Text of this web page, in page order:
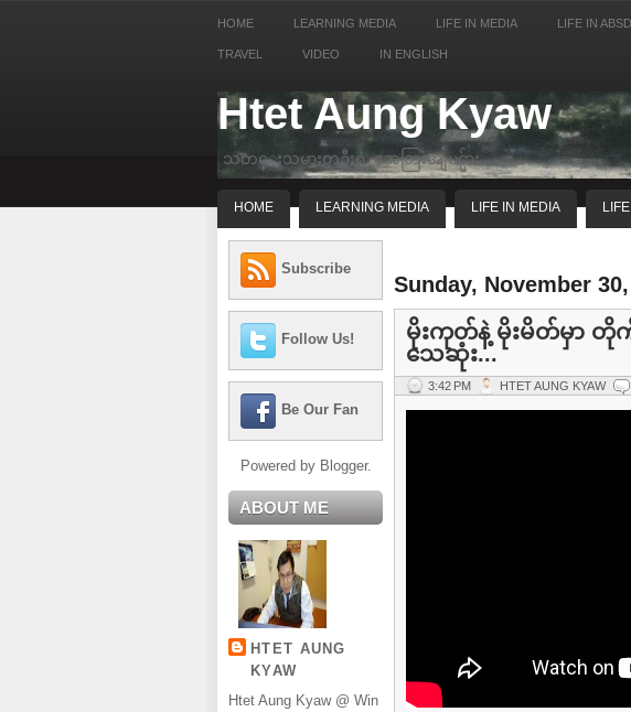
HOME LEARNING MEDIA LIFE IN MEDIA LIFE IN
TRAVEL VIDEO IN ENGLISH
Htet Aung Kyaw
သတင္းသမားတဦးရဲ့ အေတြးအျမင္မ်ား
HOME LEARNING MEDIA LIFE IN MEDIA
Subscribe
Follow Us!
Be Our Fan
Powered by Blogger.
ABOUT ME
HTET AUNG
KYAW
Htet Aung Kyaw @ Win
Sunday, November
မိုးကုတ်နဲ့ မိုးမိတ်မှာ တို
သေဆုံး...
3:42 PM HTET AUNG KYAW